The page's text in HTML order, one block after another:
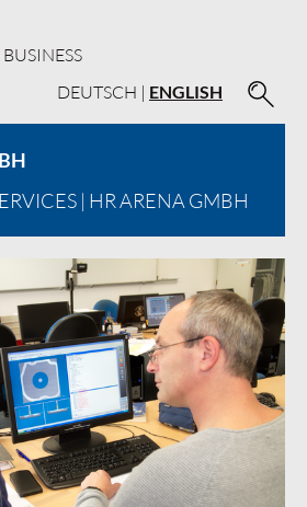
BUSINESS
DEUTSCH | ENGLISH
| HR ARENA GMBH